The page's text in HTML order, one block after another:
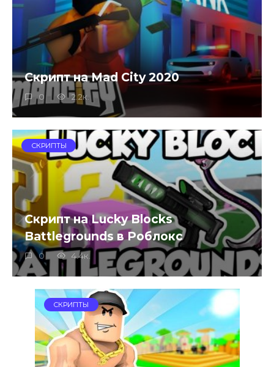
Скрипт на Mad City 2020
0 2.2к.
СКРИПТЫ
Скрипт на Lucky Blocks
Battlegrounds в Роблокс
0 4.4к.
СКРИПТЫ